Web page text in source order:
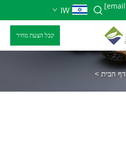
IW
קבל הצעת מחיר
דף הבית >